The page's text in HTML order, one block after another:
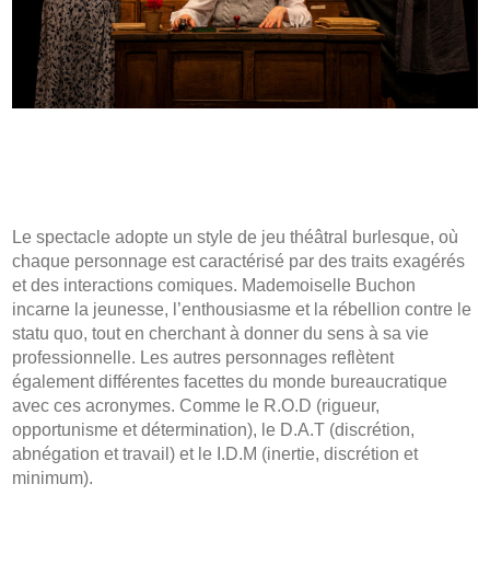
Le spectacle adopte un style de jeu théâtral burlesque, où
chaque personnage est caractérisé par des traits exagérés
et des interactions comiques. Mademoiselle Buchon
incarne la jeunesse, l’enthousiasme et la rébellion contre le
statu quo, tout en cherchant à donner du sens à sa vie
professionnelle. Les autres personnages reflètent
également différentes facettes du monde bureaucratique
avec ces acronymes. Comme le R.O.D (rigueur,
opportunisme et détermination), le D.A.T (discrétion,
abnégation et travail) et le I.D.M (inertie, discrétion et
minimum).